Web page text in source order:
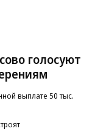
голосуют
выплате 50 тыс.